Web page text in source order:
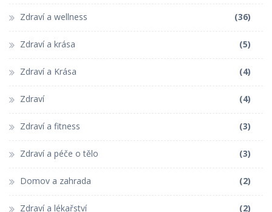
Zdraví a wellness (36)
Zdraví a krása (5)
Zdraví a Krása (4)
Zdraví (4)
Zdraví a fitness (3)
Zdraví a péče o tělo (3)
Domov a zahrada (2)
Zdraví a lékařství (2)